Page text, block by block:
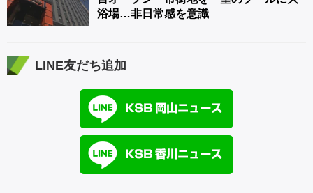
浴場…非日常感を意識
LINE友だち追加